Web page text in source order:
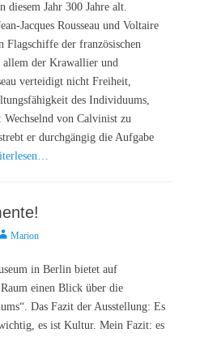
diesem Jahr 300 Jahre alt.
Jacques Rousseau und Voltaire
Flagschiffe der französischen
der Krawallier und
verteidigt nicht Freiheit,
des Individuums,
Wechselnd von Calvinist zu
er durchgängig die Aufgabe
AutorMarion
in Berlin bietet auf
einen Blick über die
Das Fazit der Ausstellung: Es
es ist Kultur. Mein Fazit: es